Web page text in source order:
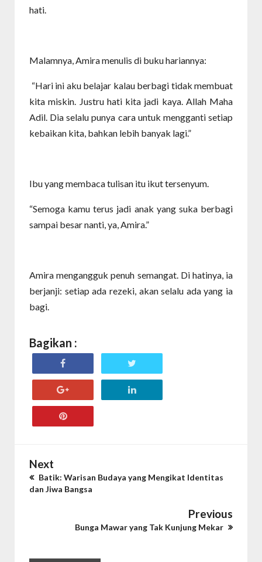
hati.
Malamnya, Amira menulis di buku hariannya:
“Hari ini aku belajar kalau berbagi tidak membuat
kita miskin. Justru hati kita jadi kaya. Allah Maha
Adil. Dia selalu punya cara untuk mengganti setiap
kebaikan kita, bahkan lebih banyak lagi.”
Ibu yang membaca tulisan itu ikut tersenyum.
“Semoga kamu terus jadi anak yang suka berbagi
sampai besar nanti, ya, Amira.”
Amira mengangguk penuh semangat. Di hatinya, ia
berjanji: setiap ada rezeki, akan selalu ada yang ia
bagi.
Bagikan :
Next
Batik: Warisan Budaya yang Mengikat Identitas
dan Jiwa Bangsa
Previous
Bunga Mawar yang Tak Kunjung Mekar